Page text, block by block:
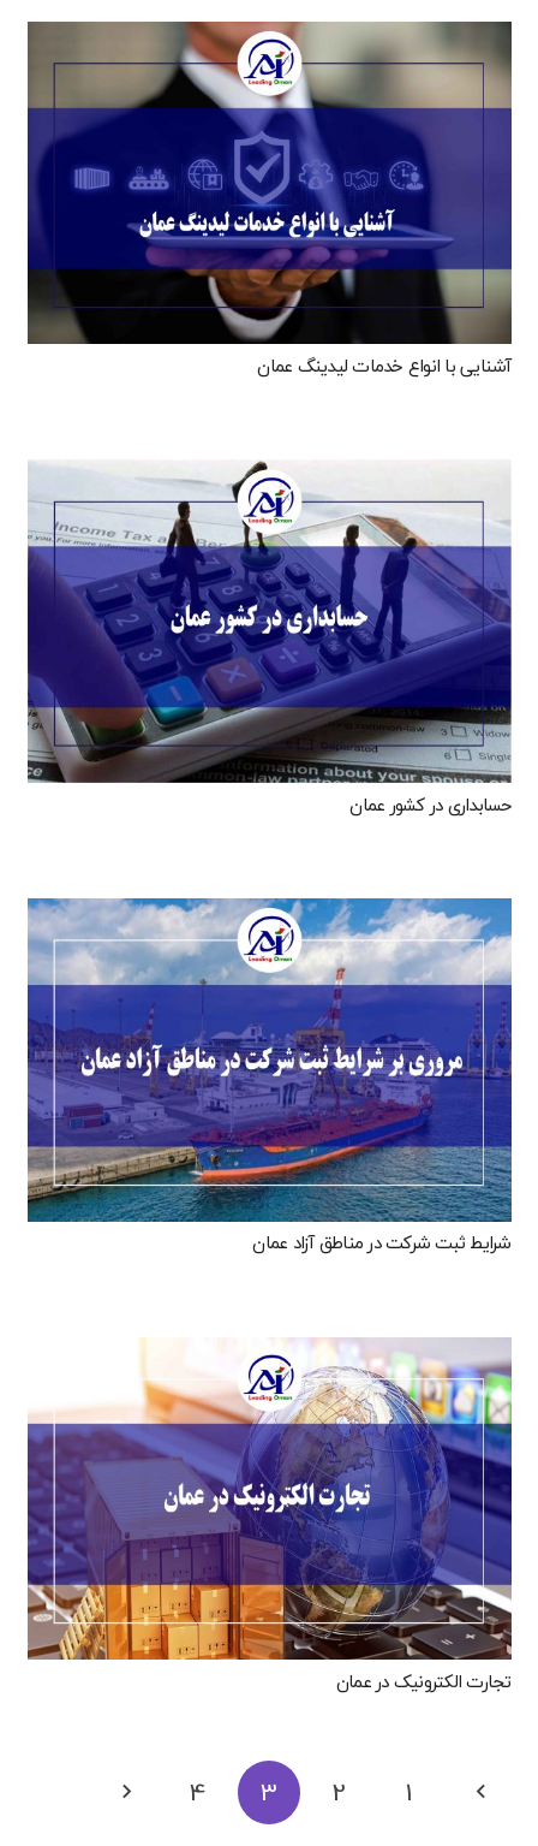
آشنایی با انواع خدمات لیدینگ عمان
حسابداری در کشور عمان
شرایط ثبت شرکت در مناطق آزاد عمان
تجارت الکترونیک در عمان
1
2
3
4